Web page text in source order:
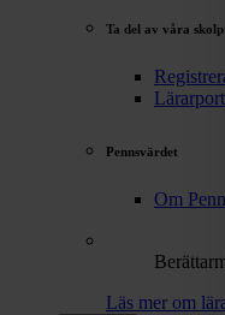
Ta del av våra
Pennsvärdet
Om
Läs mer om